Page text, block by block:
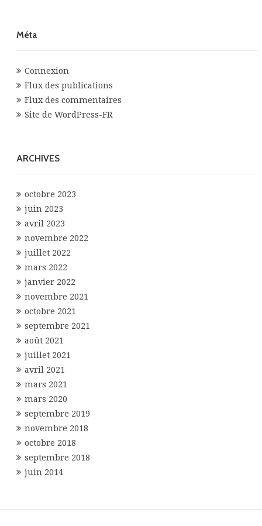
Méta
Connexion
Flux des publications
Flux des commentaires
Site de WordPress-FR
ARCHIVES
octobre 2023
juin 2023
avril 2023
novembre 2022
juillet 2022
mars 2022
janvier 2022
novembre 2021
octobre 2021
septembre 2021
août 2021
juillet 2021
avril 2021
mars 2021
mars 2020
septembre 2019
novembre 2018
octobre 2018
septembre 2018
juin 2014